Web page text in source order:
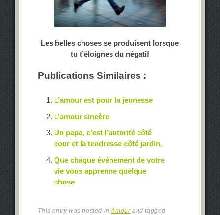
Les belles choses se produisent lorsque
tu t’éloignes du négatif
Publications Similaires :
L’amour est pour la jeunesse
L’amour sincère
Un papa, c’est l’autorité côté
cour et la tendresse côté jardin.
Que chaque événement de votre
vie vous apprenne quelque
chose
This entry was posted inAmourand tagged